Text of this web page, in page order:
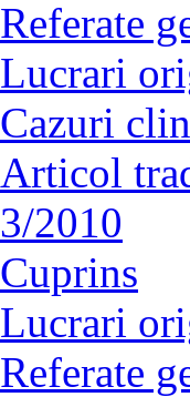
Referate
Lucrari
Cazuri
Articol
3/2010
Cuprins
Lucrari
Referate